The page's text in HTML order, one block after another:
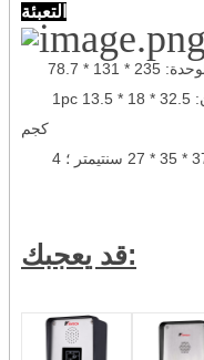
التعبئة
1pc الكرتون: 32.5 * 18 * 13.5cm؛ N.W .: 2.3kg؛ G.W .: 2.6
كجم
قد يعجبك: